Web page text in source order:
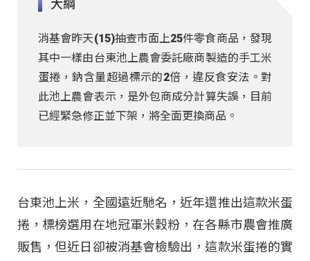
大綱
消基會昨天(15)抽查市面上25件零食商品，發現
其中一樣由台東池上農會委託廠商製造的手工米
蛋捲，鈉含量超過標示的2倍，違反食安法。對
此池上農會表示，是外包商成分計算失誤，目前
已經緊急修正並下架，將全面更換商品。
台東池上米，全國遠近馳名，近年還推出這款米蛋
捲，標榜選用在地冠軍米穀粉，在各縣市農會推廣
販售，但近日卻被消基會檢驗出，這款米蛋捲的實